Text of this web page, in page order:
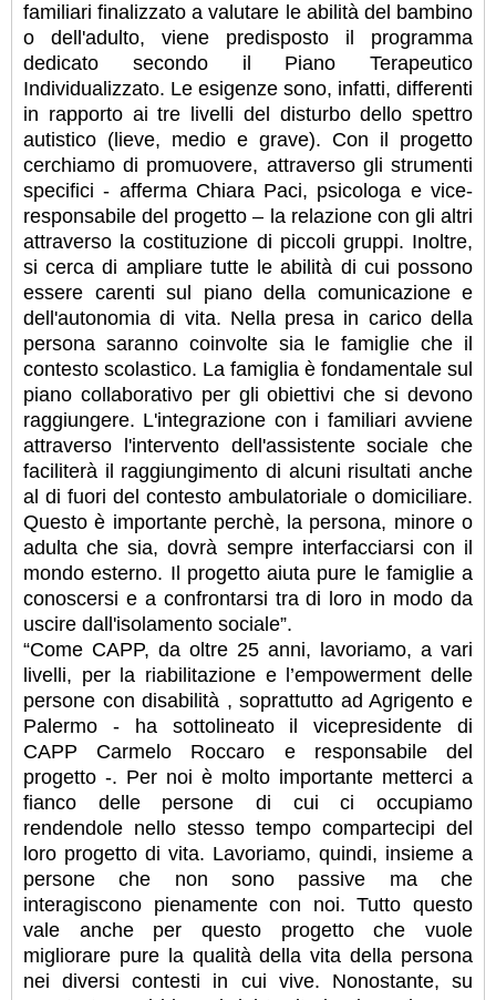
familiari finalizzato a valutare le abilità del bambino
o dell'adulto, viene predisposto il programma
dedicato secondo il Piano Terapeutico
Individualizzato. Le esigenze sono, infatti, differenti
in rapporto ai tre livelli del disturbo dello spettro
autistico (lieve, medio e grave). Con il progetto
cerchiamo di promuovere, attraverso gli strumenti
specifici - afferma Chiara Paci, psicologa e vice-
responsabile del progetto – la relazione con gli altri
attraverso la costituzione di piccoli gruppi. Inoltre,
si cerca di ampliare tutte le abilità di cui possono
essere carenti sul piano della comunicazione e
dell'autonomia di vita. Nella presa in carico della
persona saranno coinvolte sia le famiglie che il
contesto scolastico. La famiglia è fondamentale sul
piano collaborativo per gli obiettivi che si devono
raggiungere. L'integrazione con i familiari avviene
attraverso l'intervento dell'assistente sociale che
faciliterà il raggiungimento di alcuni risultati anche
al di fuori del contesto ambulatoriale o domiciliare.
Questo è importante perchè, la persona, minore o
adulta che sia, dovrà sempre interfacciarsi con il
mondo esterno. Il progetto aiuta pure le famiglie a
conoscersi e a confrontarsi tra di loro in modo da
uscire dall'isolamento sociale”.
“Come CAPP, da oltre 25 anni, lavoriamo, a vari
livelli, per la riabilitazione e l’empowerment delle
persone con disabilità , soprattutto ad Agrigento e
Palermo - ha sottolineato il vicepresidente di
CAPP Carmelo Roccaro e responsabile del
progetto -. Per noi è molto importante metterci a
fianco delle persone di cui ci occupiamo
rendendole nello stesso tempo compartecipi del
loro progetto di vita. Lavoriamo, quindi, insieme a
persone che non sono passive ma che
interagiscono pienamente con noi. Tutto questo
vale anche per questo progetto che vuole
migliorare pure la qualità della vita della persona
nei diversi contesti in cui vive. Nonostante, su